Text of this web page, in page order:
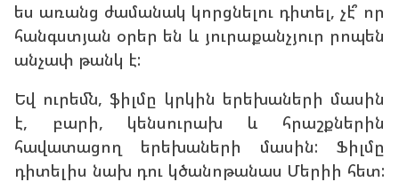
ես առանց ժամանակ կորցնելու դիտել, չէ՞ որ
հանգստյան օրեր են և յուրաքանչյուր րոպեն
անչափ թանկ է:
Եվ ուրեմն, ֆիլմը կրկին երեխաների մասին
է, բարի, կենսուրախ և հրաշքներին
հավատացող երեխաների մասին: Ֆիլմը
դիտելիս նախ դու կծանոթանաս Մերիի հետ: